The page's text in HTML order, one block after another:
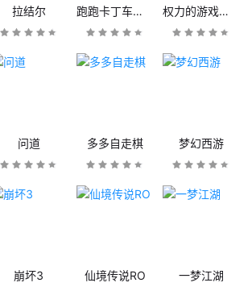
拉结尔 跑跑卡丁车官方竞速版 权力的游戏：凛冬将至
问道 多多自走棋 梦幻西游
崩坏3 仙境传说RO 一梦江湖